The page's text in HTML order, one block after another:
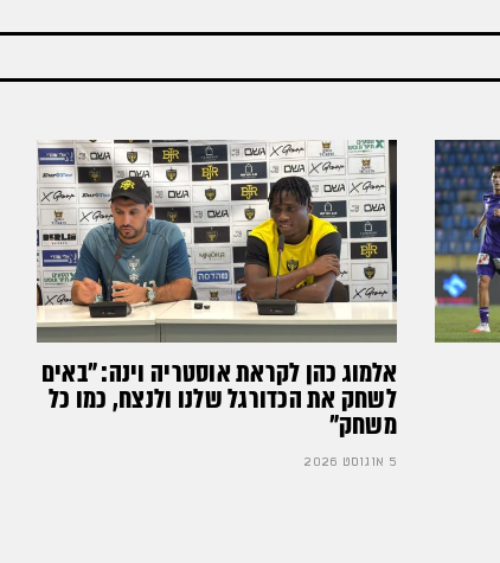
אלמוג כהן לקראת אוסטריה וינה: ״באים
לשחק את הכדורגל שלנו ולנצח, כמו כל
משחק״
5 אוגוסט 2026